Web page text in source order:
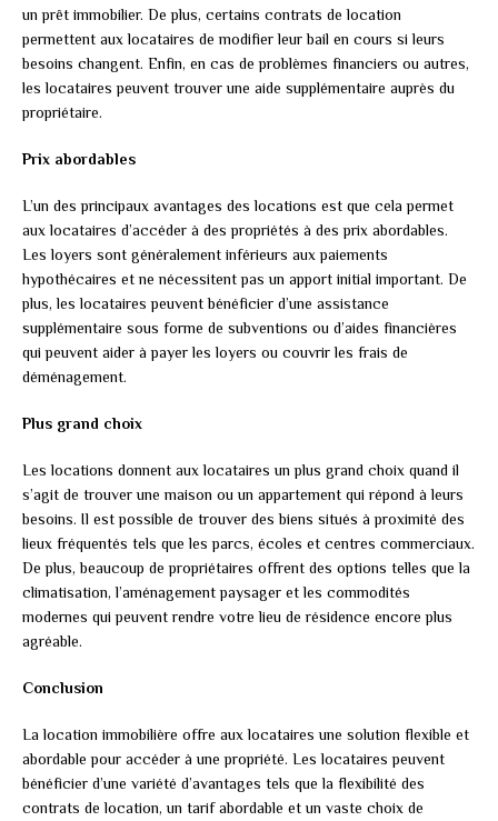
un prêt immobilier. De plus, certains contrats de location
permettent aux locataires de modifier leur bail en cours si leurs
besoins changent. Enfin, en cas de problèmes financiers ou autres,
les locataires peuvent trouver une aide supplémentaire auprès du
propriétaire.
Prix abordables
L’un des principaux avantages des locations est que cela permet
aux locataires d’accéder à des propriétés à des prix abordables.
Les loyers sont généralement inférieurs aux paiements
hypothécaires et ne nécessitent pas un apport initial important. De
plus, les locataires peuvent bénéficier d’une assistance
supplémentaire sous forme de subventions ou d’aides financières
qui peuvent aider à payer les loyers ou couvrir les frais de
déménagement.
Plus grand choix
Les locations donnent aux locataires un plus grand choix quand il
s’agit de trouver une maison ou un appartement qui répond à leurs
besoins. Il est possible de trouver des biens situés à proximité des
lieux fréquentés tels que les parcs, écoles et centres commerciaux.
De plus, beaucoup de propriétaires offrent des options telles que la
climatisation, l’aménagement paysager et les commodités
modernes qui peuvent rendre votre lieu de résidence encore plus
agréable.
Conclusion
La location immobilière offre aux locataires une solution flexible et
abordable pour accéder à une propriété. Les locataires peuvent
bénéficier d’une variété d’avantages tels que la flexibilité des
contrats de location, un tarif abordable et un vaste choix de